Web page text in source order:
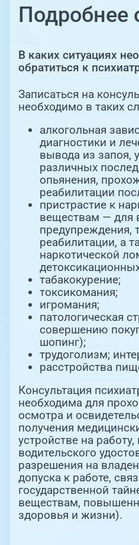
Подробнее
В каких ситуациях
обратиться к
Записаться на
необходимо в таких
алкогольная
диагностики и
вывода из запоя,
различных
опьянения,
реабилитации
пристрастие к
веществам — для
предупреждения,
реабилитации, а
наркотической
табакокурение;
токсикомания;
игромания;
патологическая
совершению
шопинг);
трудоголизм;
расстройства
Консультация
необходима для
осмотра и
получения
устройстве на
водительского
разрешения на
допуска к работе,
государственной
веществам,
здоровья и жизни).